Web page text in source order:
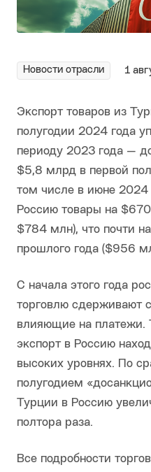
Новости отрасли 1
Экспорт товаров из
полугодии 2024 года
периоду 2023 года —
$5,8 млрд в первой
том числе в июне 2024
Россию товары на
$784 млн), что почти
прошлого года ($956
С начала этого года
торговлю сдерживают
влияющие на платежи.
экспорт в Россию
высоких уровнях. По
полугодием
Турции в Россию
полтора раза.
Все подробности